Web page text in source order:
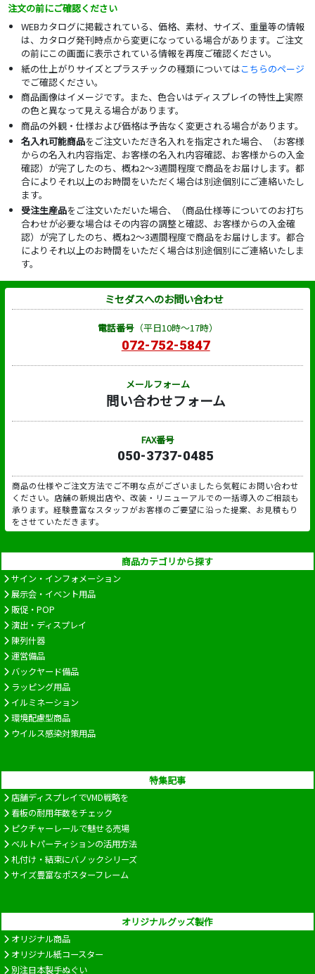
注文の前にご確認ください
WEBカタログに掲載されている、価格、素材、サイズ、重量等の情報
は、カタログ発刊時点から変更になっている場合があります。ご注文
の前にこの画面に表示されている情報を再度ご確認ください。
紙の仕上がりサイズとプラスチックの種類についてはこちらのページ
でご確認ください。
商品画像はイメージです。また、色合いはディスプレイの特性上実際
の色と異なって見える場合があります。
商品の外観・仕様および価格は予告なく変更される場合があります。
名入れ可能商品をご注文いただき名入れを指定された場合、（お客様
からの名入れ内容指定、お客様の名入れ内容確認、お客様からの入金
確認）が完了したのち、概ね2～3週間程度で商品をお届けします。都
合によりそれ以上のお時間をいただく場合は別途個別にご連絡いたし
ます。
受注生産品をご注文いただいた場合、（商品仕様等についてのお打ち
合わせが必要な場合はその内容の調整と確認、お客様からの入金確
認）が完了したのち、概ね2～3週間程度で商品をお届けします。都合
によりそれ以上のお時間をいただく場合は別途個別にご連絡いたしま
す。
ミセダスへのお問い合わせ
電話番号（平日10時～17時）
072-752-5847
メールフォーム
問い合わせフォーム
FAX番号
050-3737-0485
商品の仕様やご注文方法でご不明な点がございましたら気軽にお問い合わせ
ください。店舗の新規出店や、改装・リニューアルでの一括導入のご相談も
承ります。経験豊富なスタッフがお客様のご要望に沿った提案、お見積もり
をさせていただきます。
商品カテゴリから探す
サイン・インフォメーション
展示会・イベント用品
販促・POP
演出・ディスプレイ
陳列什器
運営備品
バックヤード備品
ラッピング用品
イルミネーション
環境配慮型商品
ウイルス感染対策用品
特集記事
店舗ディスプレイでVMD戦略を
看板の耐用年数をチェック
ピクチャーレールで魅せる売場
ベルトパーティションの活用方法
札付け・結束にバノックシリーズ
サイズ豊富なポスターフレーム
オリジナルグッズ製作
オリジナル商品
オリジナル紙コースター
別注日本製手ぬぐい